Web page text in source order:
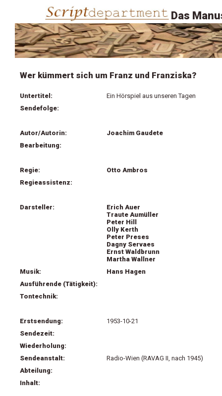
Das
Wer kümmert sich um Franz und Franziska?
Untertitel:
Ein Hörspiel aus unseren Tagen
Sendefolge:
Autor/Autorin:
Joachim Gaudete
Bearbeitung:
Regie:
Otto Ambros
Regieassistenz:
Darsteller:
Erich Auer
Traute Aumüller
Peter Hill
Olly Kerth
Peter Preses
Dagny Servaes
Ernst Waldbrunn
Martha Wallner
Musik:
Hans Hagen
Ausführende (Tätigkeit):
Tontechnik:
Erstsendung:
1953-10-21
Sendezeit:
Wiederholung:
Sendeanstalt:
Radio-Wien (RAVAG II, nach 1945)
Abteilung:
Inhalt: